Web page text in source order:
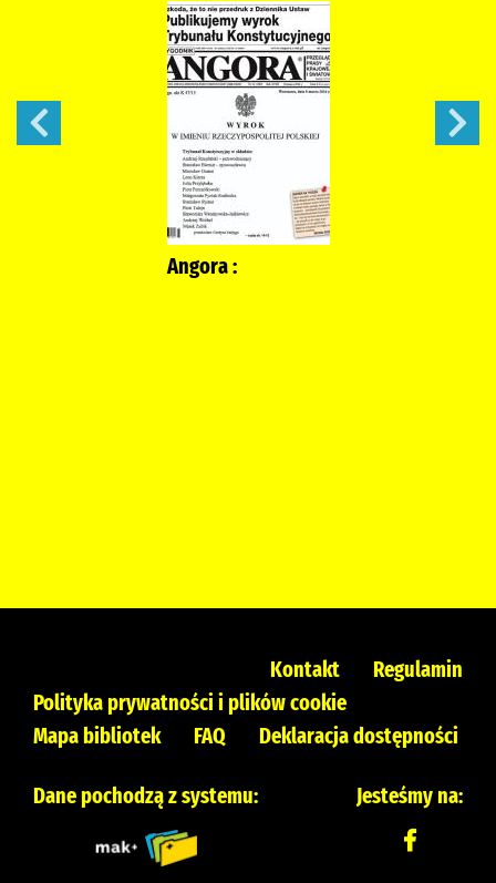
Angora :
Kontakt
Regulamin
Polityka prywatności i plików cookie
Mapa bibliotek
FAQ Deklaracja dostępności
Dane pochodzą z systemu: Jesteśmy na: